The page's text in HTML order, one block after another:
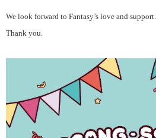
We look forward to Fantasy’s love and support.
Thank you.